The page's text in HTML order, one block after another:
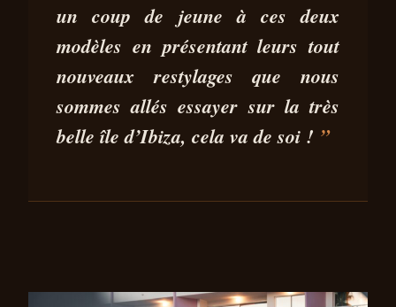
un coup de jeune à ces deux
modèles en présentant leurs tout
nouveaux restylages que nous
sommes allés essayer sur la très
belle île d’Ibiza, cela va de soi !